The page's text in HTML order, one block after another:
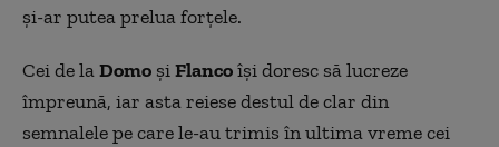
şi-ar putea prelua forţele.
Cei de laDomo șiFlancoîși doresc să lucreze
împreună, iar asta reiese destul de clar din
semnalele pe care le-au trimis în ultima vreme cei